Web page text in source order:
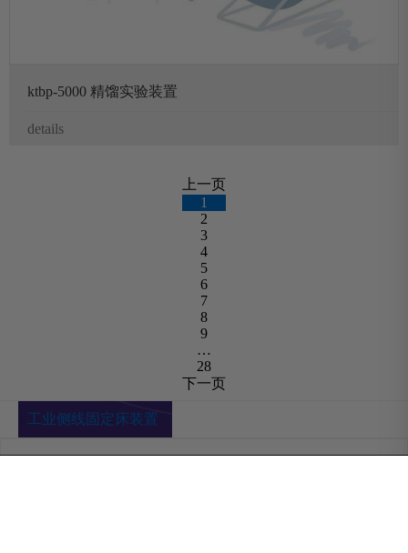
ktbp-5000 精馏实验装置
details
上一页
1
2
3
4
5
6
7
8
9
…
28
下一页
工业侧线固定床装置